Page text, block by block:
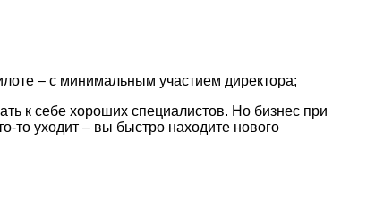
– с минимальным участием директора;
к себе хороших специалистов. Но бизнес при
то уходит – вы быстро находите нового